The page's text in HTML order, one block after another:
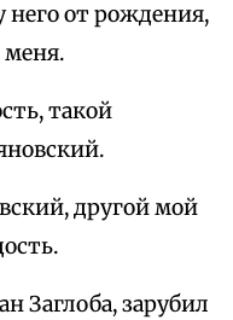
него от рождения,
меня.
такой
другой мой
Заглоба, зарубил